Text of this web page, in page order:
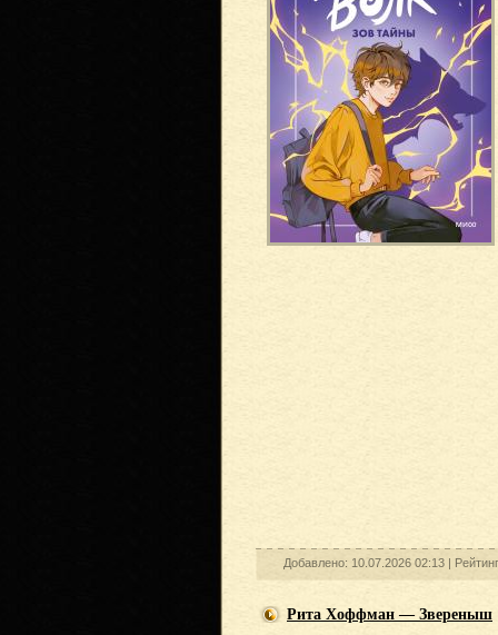
Добавлено: 10.07.2026 02:13 |
Рита Хоффман — Звереныш